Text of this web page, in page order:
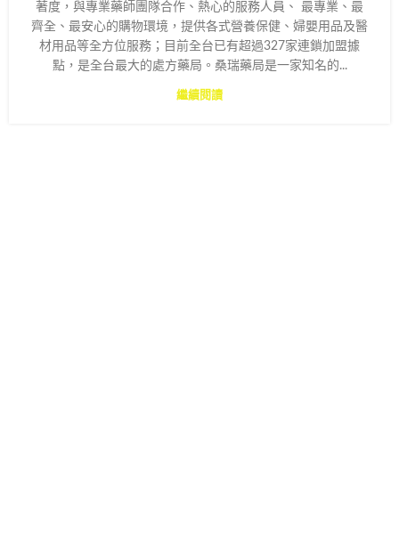
著度，與專業藥師團隊合作、熱心的服務人員、 最專業、最
齊全、最安心的購物環境，提供各式營養保健、婦嬰用品及醫
材用品等全方位服務；目前全台已有超過327家連鎖加盟據
點，是全台最大的處方藥局。桑瑞藥局是一家知名的...
繼續閱讀